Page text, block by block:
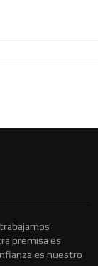
premisa es
es nuestro